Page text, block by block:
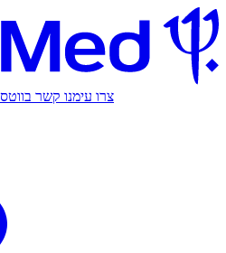
צרו עימנו קשר